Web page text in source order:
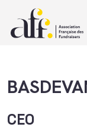
CEO